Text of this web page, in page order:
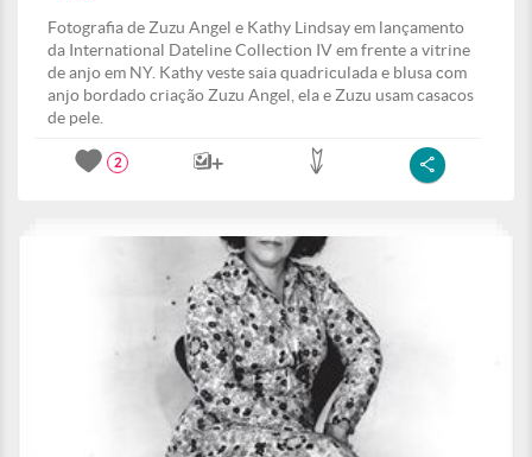
Fotografia de Zuzu Angel e Kathy Lindsay em lançamento
da International Dateline Collection IV em frente a vitrine
de anjo em NY. Kathy veste saia quadriculada e blusa com
anjo bordado criação Zuzu Angel, ela e Zuzu usam casacos
de pele.
2